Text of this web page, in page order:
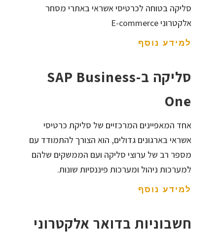
סליקה בטוחה לכרטיסי אשראי באתרי מסחר
אלקטרוני E-commerce
למידע נוסף
סליקה ב-SAP Business
One
אחד המאפיינים המרכזיים של סליקת כרטיסי
אשראי בארגונים גדולים, הוא הצורך להתמודד עם
מספר רב של ערוצי סליקה ועם הממשקים שלהם
למערכות ניהול ומערכות פיננסיות שונות.
למידע נוסף
חשבוניות בדואר אלקטרוני